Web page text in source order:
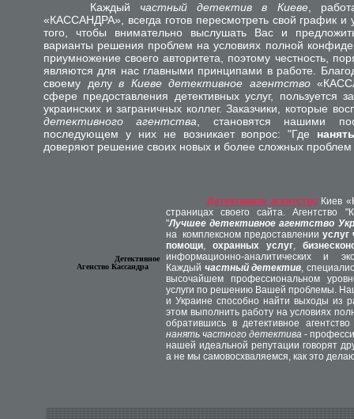
Каждый частный детектив в Киеве,
«КАССАНДРА», всегда готов пересмотреть свой график и
того, чтобы внимательно выслушать Вас и
варианты решения проблем на условиях полной
приумножение своего авторитета, поэтому честность,
являются для нас главными принципами в работе.
своему делув Киеве детективное агентство
сфере предоставления детективных услуг, пользуется
украинских и заграничных коллег. Заказчики, которые
детективного агентства , становятся нашими
последующем у них не возникает вопрос: "Где
доверяют решение своих новых и более сложных
Детективное
Агенство Кассандра
Детективное агентствоКиев
страницах своего сайта. Агентство
"Лучшее детективное агентство
на комплексном предоставлении услуг
помощи, охранных услуг,
информационно-аналитических и
Каждый частный детектив,
высочайшем профессиональном
услуги по решению Вашей проблемы.
и Украине способно найти выходы из
этом выполнить работу на условиях
обратившись в детективное
нанять частного детектива -
нашей идеальной репутации говорят
а не мы самовосхваляемся, как это